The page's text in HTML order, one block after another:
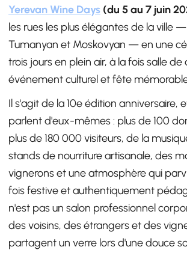
Yerevan Wine Days (du 5 au 7 juin
les rues les plus élégantes de la ville
Tumanyan et Moskovyan — en une
trois jours en plein air, à la fois salle
événement culturel et fête
Il s'agit de la 10e édition anniversaire,
parlent d'eux-mêmes : plus de 100
plus de 180 000 visiteurs, de la
stands de nourriture artisanale, des
vignerons et une atmosphère qui
fois festive et authentiquement
n'est pas un salon professionnel
des voisins, des étrangers et des
partagent un verre lors d'une douce